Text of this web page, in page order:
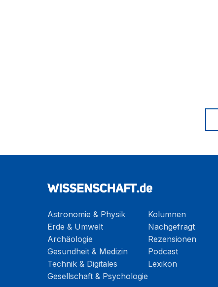
Astronomie & Physik
Erde & Umwelt
Archäologie
Gesundheit & Medizin
Technik & Digitales
Gesellschaft & Psychologie
Kolumnen
Nachgefragt
Rezensionen
Podcast
Lexikon